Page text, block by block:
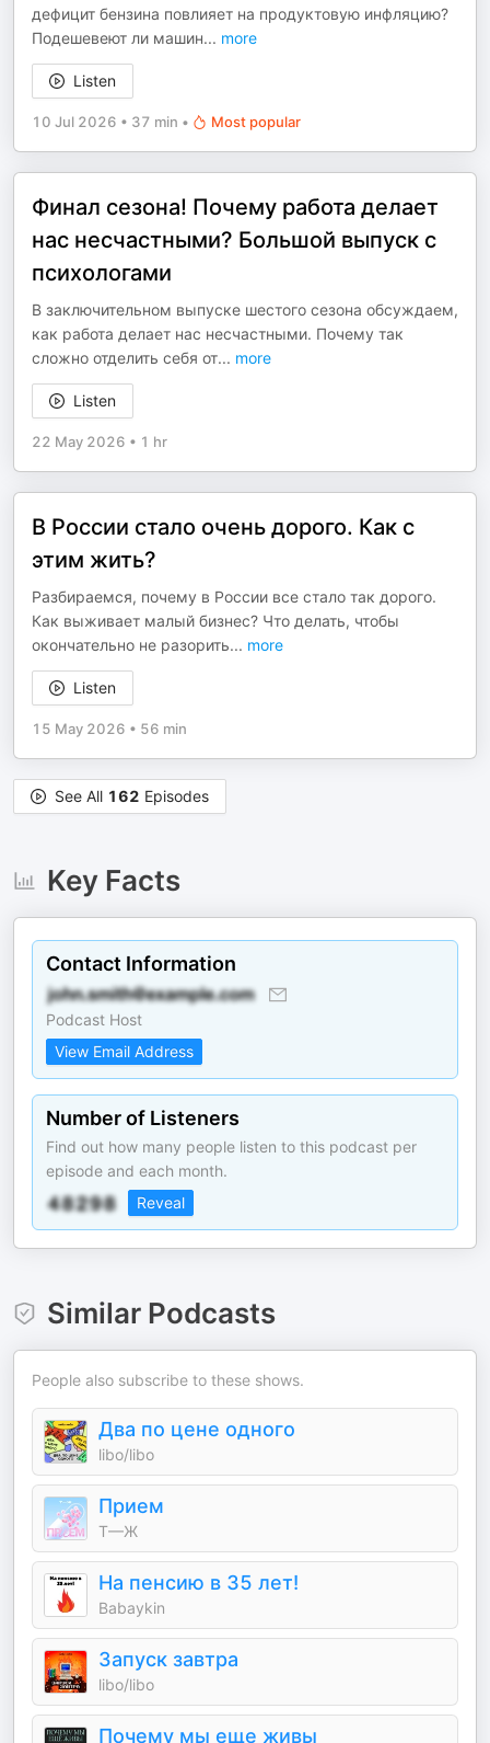
дефицит бензина повлияет на продуктовую инфляцию?
Подешевеют ли машин... more
Listen
10 Jul 2026 • 37 min • Most popular
Финал сезона! Почему работа делает
нас несчастными? Большой выпуск с
психологами
В заключительном выпуске шестого сезона обсуждаем,
как работа делает нас несчастными. Почему так
сложно отделить себя от... more
Listen
22 May 2026 • 1 hr
В России стало очень дорого. Как с
этим жить?
Разбираемся, почему в России все стало так дорого.
Как выживает малый бизнес? Что делать, чтобы
окончательно не разорить... more
Listen
15 May 2026 • 56 min
See All 162 Episodes
Key Facts
Contact Information
Podcast Host
View Email Address
Number of Listeners
Find out how many people listen to this podcast per
episode and each month.
Reveal
Similar Podcasts
People also subscribe to these shows.
Два по цене одного
libo/libo
Прием
Т—Ж
На пенсию в 35 лет!
Babaykin
Запуск завтра
libo/libo
Почему мы еще живы